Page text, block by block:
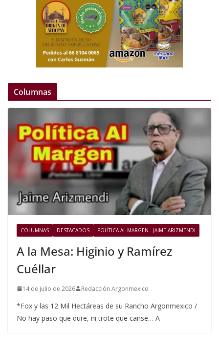
Columnas
COLUMNAS DESTACADOS POLÍTICA AL MARGEN - JAIME ARIZMENDI
A la Mesa: Higinio y Ramírez
Cuéllar
14 de julio de 2026 Redacción Argonmexico
*Fox y las 12 Mil Hectáreas de su Rancho Argonmexico /
No hay paso que dure, ni trote que canse… A